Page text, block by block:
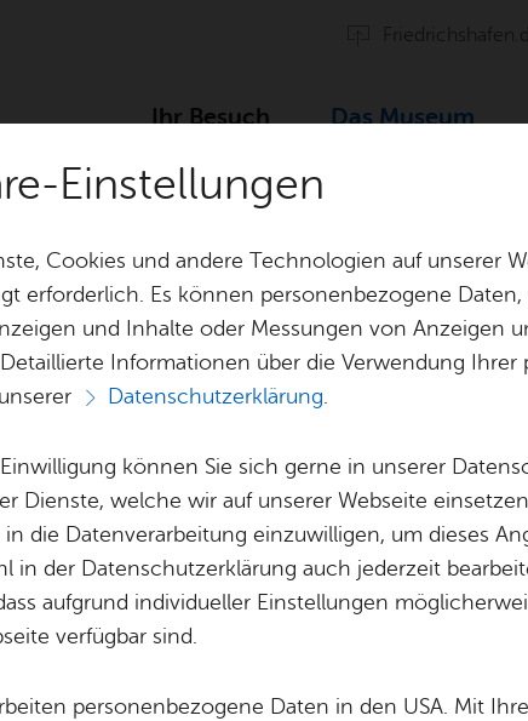
Ihr Be­such Das Mu­se­um
Kin­der­ge­burts­tag
Haus­ord­nung
Davor &
Nachrichten
-
Einstellungen
Cookies und andere Technologien auf unserer
erforderlich. Es können personenbezogene Daten,
und Inhalte oder Messungen von Anzeigen
Informationen über die Verwendung Ihrer
Datenschutzerklärung.
können Sie sich gerne in unserer
Dienste, welche wir auf unserer Webseite
die Datenverarbeitung einzuwilligen, um dieses
in der Datenschutzerklärung auch jederzeit
aufgrund individueller Einstellungen
verfügbar sind.
personenbezogene Daten in den USA. Mit